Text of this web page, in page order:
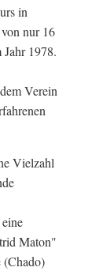
in
nur 16
1978.
Verein
Vielzahl
Maton"
(Chado)